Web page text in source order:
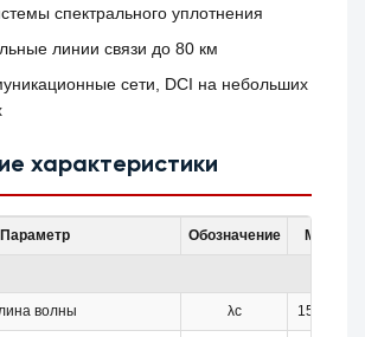
спектрального уплотнения
линии связи до 80 км
сети, DCI на небольших
характеристики
Параметр Обозначение Мин.
волны λc 1503.5